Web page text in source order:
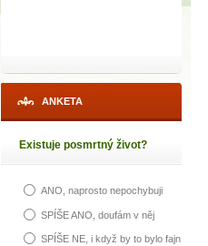
ANKETA
Existuje posmrtný život?
ANO, naprosto nepochybuji
SPÍŠE ANO, doufám v něj
SPÍŠE NE, i když by to bylo fajn